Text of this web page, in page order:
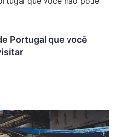
Portugal que você